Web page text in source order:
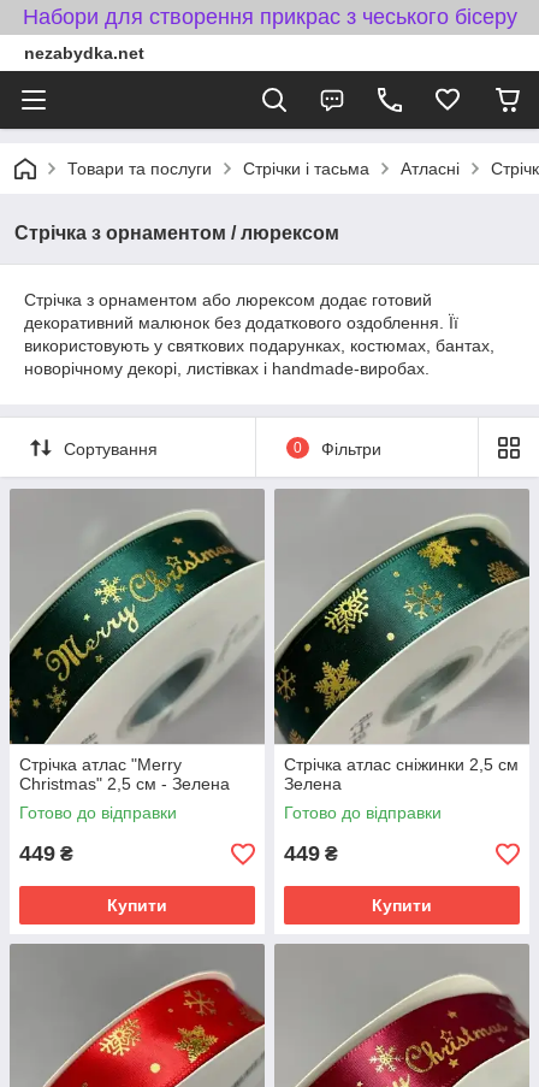
Набори для створення прикрас з чеського бісеру
nezabydka.net
Товари та послуги Стрічки і тасьма Атласні
Стрічка з орнаментом / люрексом
Стрічка з орнаментом або люрексом додає готовий
декоративний малюнок без додаткового оздоблення. Її
використовують у святкових подарунках, костюмах, бантах,
новорічному декорі, листівках і handmade-виробах.
Сортування 0 Фільтри
Стрічка атлас "Merry
Christmas" 2,5 см - Зелена
Готово до відправки
449 ₴
Купити
Стрічка атлас сніжинки 2,5 см
Зелена
Готово до відправки
449 ₴
Купити